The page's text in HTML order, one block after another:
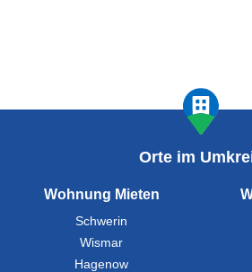
Orte im
Wohnung Mieten
Schwerin
Wismar
Hagenow